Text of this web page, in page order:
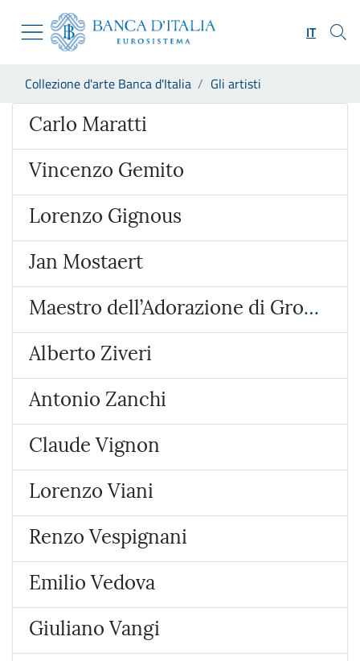
Skip to Main Content
Vai al sito istituzionale
Vai al menu di navigazione
Vai alla ricerca
Vai al footer
IT
Collezione d'arte Banca d'Italia Gli artisti
Artista
Carlo Maratti
Vincenzo Gemito
Lorenzo Gignous
Jan Mostaert
Maestro dell’Adorazione di Groote
Alberto Ziveri
Antonio Zanchi
Claude Vignon
Lorenzo Viani
Renzo Vespignani
Emilio Vedova
Giuliano Vangi